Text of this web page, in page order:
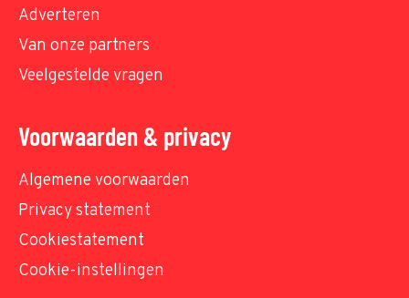
Adverteren
Van onze partners
Veelgestelde vragen
Voorwaarden & privacy
Algemene voorwaarden
Privacy statement
Cookiestatement
Cookie-instellingen